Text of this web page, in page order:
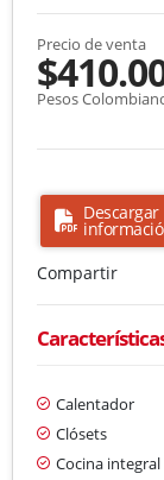
Precio de venta
Pesos
Descargar
Compartir
Calentador
Clósets
Cocina integral